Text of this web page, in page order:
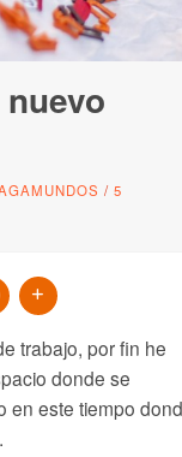
/5
trabajo, por fin he
donde se
en este tiempo